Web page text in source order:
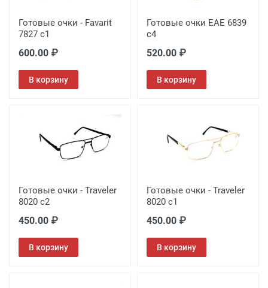
Готовые очки - Favarit
7827 с1
600.00 ₽
В корзину
Готовые очки EAE 6839
c4
520.00 ₽
В корзину
Готовые очки - Traveler
8020 c2
450.00 ₽
В корзину
Готовые очки - Traveler
8020 c1
450.00 ₽
В корзину